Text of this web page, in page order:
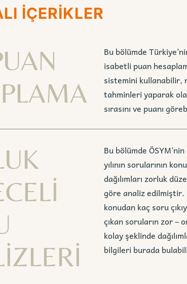
İÇERİKLER
Bu bölümde
isabetli puan
sistemini kullanabilir,
tahminleri yaparak
sırasını ve puanı
Bu bölümde
yılının sorularının konu
dağılımları zorluk
göre analiz edilmiştir.
konudan kaç soru
çıkan soruların zor –
kolay şeklinde
bilgileri burada